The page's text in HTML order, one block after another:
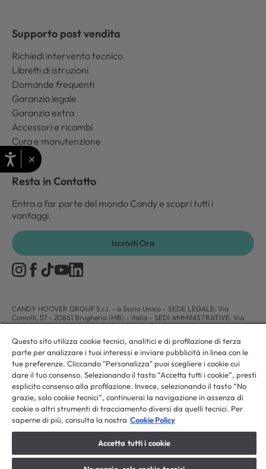
Supporto post vendita
Richiedi intervento tecnico
Libretti di istruzioni
Domande frequenti
Garanzia legale
Garanzia extra
Accessori e ricambi
Cura e manutenzione
Resta in Contatto
Entra a far parte del mondo Candy e scopri tutti i
vantaggi.
Iscriviti Ora
CANDY HOOVER GROUP S.r.I. - a Socio Unico - SEDE LEGALE: Via
Comolli, 57 - 20861 Brugherio (MB) - Italia - SEDI AMMINISTRATIVE: Via
Privata Eden Fumagalli snc - 20861 Brugherio (MB) e Via Trento n. 20/A-22
+39.039.2086.237 - Capitale sociale € 35.000.000,00 i.v. - Cod. Fiscale e n.
iscr. al Registro Imprese di Milano-Monza-Brianza-Lodi 04666310158 - P.
IVA 00786860965 - Numero REA: MB-1033934 - Autorizzazione IT AEOF
211870 - Società soggetta ad attività di direzione e coordinamento di Candy
S.p.A. - Casella PEC:candyhoovergroupsrl@legalmail.it
IT / Italiano
×
Questo sito utilizza cookie tecnici, analitici e di profilazione di terza
parte per analizzare i tuoi interessi e inviare pubblicità in linea con le
tue preferenze. Cliccando "Personalizza" puoi scegliere i cookie cui
dare il tuo consenso. Selezionando il tasto “Accetta tutti i cookie”, presti
esplicito consenso alla profilazione. Invece, selezionando il tasto “No
grazie, solo cookie tecnici”, continuerai la navigazione in assenza di
cookie o altri strumenti di tracciamento diversi da quelli tecnici. Per
saperne di più, consulta la nostra Cookie Policy
Accetta tutti i cookie